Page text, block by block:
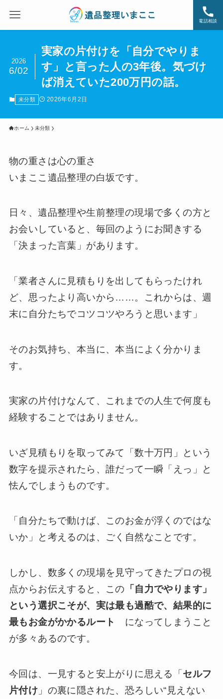
電話相談
実家の片付けを「自分でやりま
す」と言った人の3年後。気づけ
ば消えていた200万円の話。
2026
6/02
未分類 2026年6月2日
ホーム 未分類
物の重さは心の重さ
いまここ遺品整理の白坂です。
日々、遺品整理や生前整理の現場で多くの方と
お会いしていると、毎回のようにお聞きする
「決まった言葉」があります。
「業者さんに見積もりを出してもらったけれ
ど、思ったより高いから……。これからは、週
末に自分たちでコツコツやろうと思います」
そのお気持ち、本当に、本当によく分かりま
す。
実家の片付けなんて、これまでの人生で何度も
経験することではありません。
いざ見積もりを取ってみて「数十万円」という
数字を提示されたら、誰だって一瞬「えっ」と
怯んでしまうものです。
「自分たちで動けば、このお金が浮くのではな
いか」と考えるのは、ごく自然なことです。
しかし、数多くの現場を見守ってきたプロの視
点からお伝えすると、この 「自力でやります」
という選択こそが、実は最も過酷で、結果的に
最もお金がかかるルート
になってしまうこと
が多々あるのです。
今回は、一見すると安上がりに思える「セルフ
片付け 」の裏に隠された、恐ろしい“見えない